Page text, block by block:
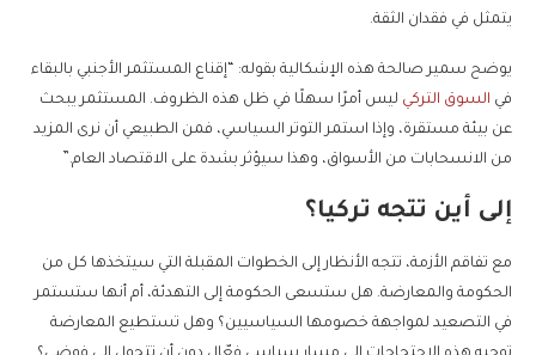
يتمثل في فقدان الثقة.
يوضح سمير صالحة هذه الإشكالية بقوله: “إقناع المستثمر الأجنبي بالبقاء
في السوق التركي ليس أمرًا سهلًا في ظل هذه الظروف. المستثمر يبحث
عن بيئة مستقرة، وإذا استمر التوتر السياسي، فمن الطبيعي أن نرى المزيد
من الانسحابات من الأسواق، وهذا سيؤثر بشدة على الاقتصاد العام.”
إلى أين تتجه تركيا؟
مع تفاقم الأزمة، تتجه الأنظار إلى الخطوات المقبلة التي سيتخذها كل من
الحكومة والمعارضة. هل ستسعى الحكومة إلى التهدئة، أم أنها ستستمر
في التصعيد لمواجهة خصومها السياسيين؟ وهل تستطيع المعارضة